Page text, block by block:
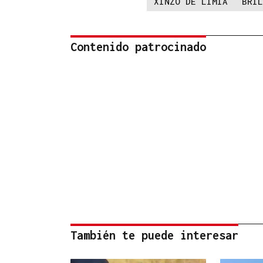
Contenido patrocinado
También te puede interesar